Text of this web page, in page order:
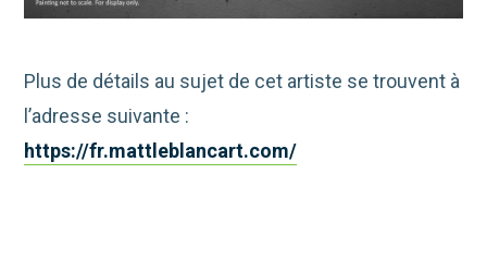
Plus de détails au sujet de cet artiste se trouvent à
l’adresse suivante :
https://fr.mattleblancart.com/